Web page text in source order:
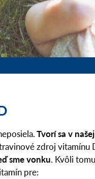
Tvorí sa v
zdroj vitamínu
sme vonku. Kvôli
pre: